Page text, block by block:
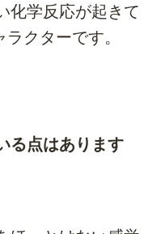
化学反応が起きて
クターです。
る点はあります